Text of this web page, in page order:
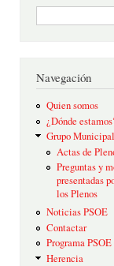
Formulario de
Navegación
Quien somos
¿Dónde
Grupo Municipal
Actas de
Preguntas y
presentadas
los Plenos
Noticias PSOE
Contactar
Programa PSOE
Herencia